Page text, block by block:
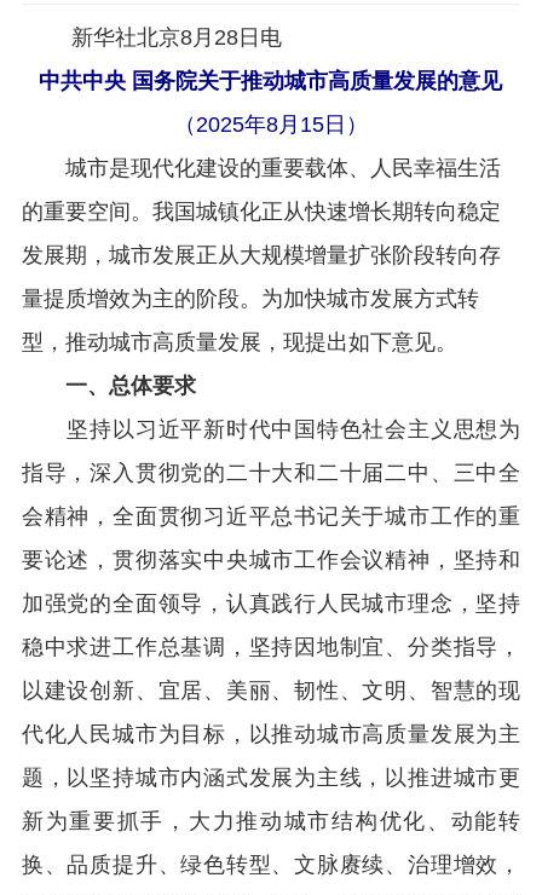
新华社北京8月28日电
中共中央 国务院关于推动城市高质量发展的意见
（2025年8月15日）
城市是现代化建设的重要载体、人民幸福生活
的重要空间。我国城镇化正从快速增长期转向稳定
发展期，城市发展正从大规模增量扩张阶段转向存
量提质增效为主的阶段。为加快城市发展方式转
型，推动城市高质量发展，现提出如下意见。
一、总体要求
坚持以习近平新时代中国特色社会主义思想为
指导，深入贯彻党的二十大和二十届二中、三中全
会精神，全面贯彻习近平总书记关于城市工作的重
要论述，贯彻落实中央城市工作会议精神，坚持和
加强党的全面领导，认真践行人民城市理念，坚持
稳中求进工作总基调，坚持因地制宜、分类指导，
以建设创新、宜居、美丽、韧性、文明、智慧的现
代化人民城市为目标，以推动城市高质量发展为主
题，以坚持城市内涵式发展为主线，以推进城市更
新为重要抓手，大力推动城市结构优化、动能转
换、品质提升、绿色转型、文脉赓续、治理增效，